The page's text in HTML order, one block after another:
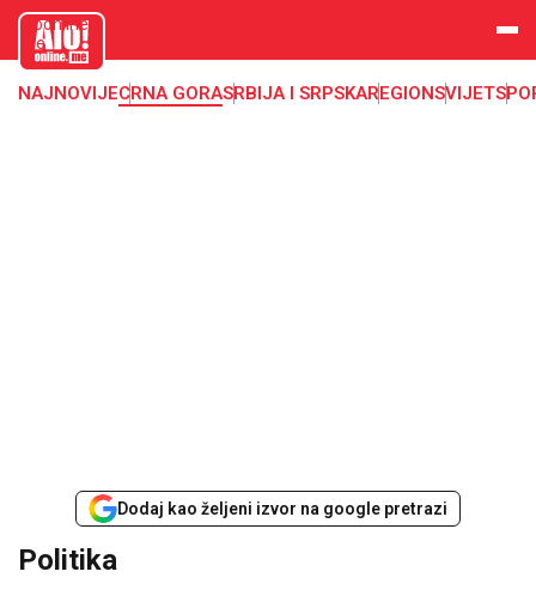
aloonline.
me
NAJNOVIJECRNA GORASRBIJA I SRPSKAREGIONSVIJET
Dodaj kao željeni izvor na google pretrazi
Politika